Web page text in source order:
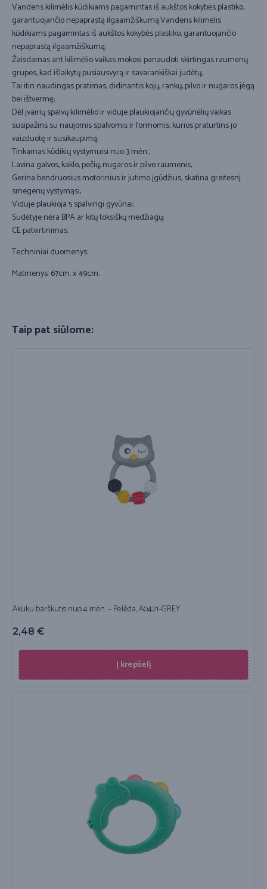
Vandens kilimėlis kūdikiams pagamintas iš aukštos kokybės plastiko,
garantuojančio nepaprastą ilgaamžiškumą.Vandens kilimėlis
kūdikiams pagamintas iš aukštos kokybės plastiko, garantuojančio
nepaprastą ilgaamžiškumą;
Žaisdamas ant kilimėlio vaikas mokosi panaudoti skirtingas raumenų
grupes, kad išlaikytų pusiausvyrą ir savarankiškai judėtų;
Tai itin naudingas pratimas, didinantis kojų, rankų, pilvo ir nugaros jėgą
bei ištvermę;
Dėl įvairių spalvų kilimėlio ir viduje plaukiojančių gyvūnėlių vaikas
susipažins su naujomis spalvomis ir formomis, kurios praturtins jo
vaizduotę ir susikaupimą;
Tinkamas kūdikių vystymuisi nuo 3 mėn.;
Lavina galvos, kaklo, pečių, nugaros ir pilvo raumenis;
Gerina bendruosius motorinius ir jutimo įgūdžius, skatina greitesnį
smegenų vystymąsi;
Viduje plaukioja 5 spalvingi gyvūnai;
Sudėtyje nėra BPA ar kitų toksiškų medžiagų;
CE patvirtinimas.
Techniniai duomenys:
Matmenys: 67cm. x 49cm.
Taip pat siūlome:
Akuku barškutis nuo 4 mėn. – Pelėda, A0421-GREY
2,48 €
Į krepšelį